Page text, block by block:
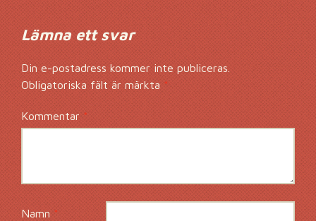
Lämna ett svar
Din e-postadress kommer inte publiceras.
Obligatoriska fält är märkta*
Kommentar*
Namn *